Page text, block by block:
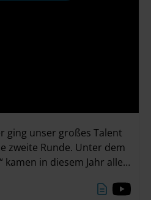
ging unser großes Talent
zweite Runde. Unter dem
in diesem Jahr alle
Office in Düsseldorf